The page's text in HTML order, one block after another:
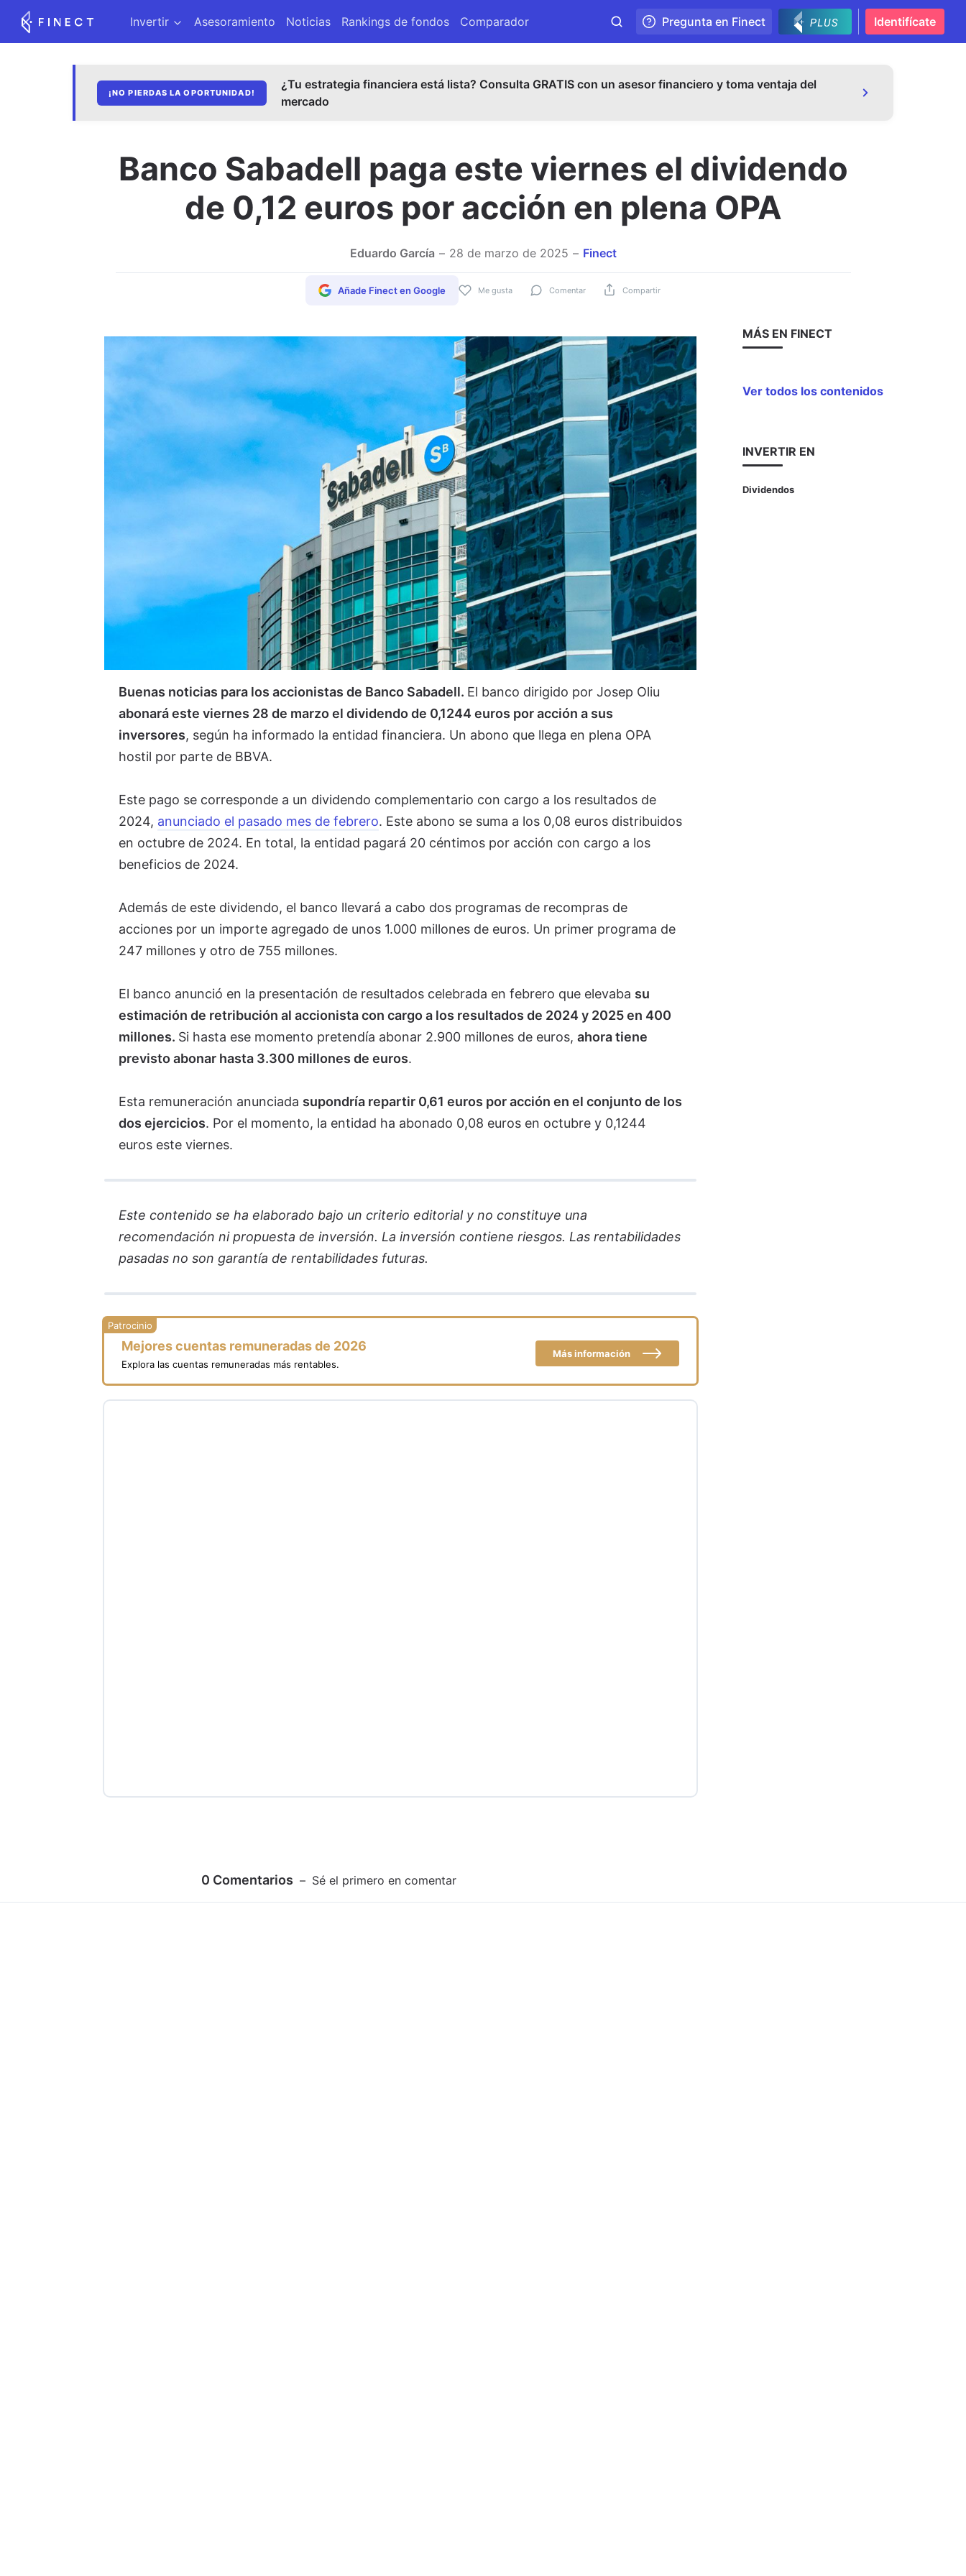
Invertir Asesoramiento Noticias Rankings de fondos Comparador Pregunta en Finect Identifícate
¡NO PIERDAS LA OPORTUNIDAD!
¿Tu estrategia financiera está lista? Consulta GRATIS con un asesor financiero y toma ventaja del
mercado
Banco Sabadell paga este viernes el dividendo
de 0,12 euros por acción en plena OPA
Eduardo García 28 de marzo de 2025 Finect
Me gusta Comentar Compartir
Añade Finect en Google
Buenas noticias para los accionistas de Banco Sabadell. El banco dirigido por Josep Oliu
abonará este viernes 28 de marzo el dividendo de 0,1244 euros por acción a sus
inversores, según ha informado la entidad financiera. Un abono que llega en plena OPA
hostil por parte de BBVA.
Este pago se corresponde a un dividendo complementario con cargo a los resultados de
2024, anunciado el pasado mes de febrero. Este abono se suma a los 0,08 euros distribuidos
en octubre de 2024. En total, la entidad pagará 20 céntimos por acción con cargo a los
beneficios de 2024.
Además de este dividendo, el banco llevará a cabo dos programas de recompras de
acciones por un importe agregado de unos 1.000 millones de euros. Un primer programa de
247 millones y otro de 755 millones.
El banco anunció en la presentación de resultados celebrada en febrero que elevaba su
estimación de retribución al accionista con cargo a los resultados de 2024 y 2025 en 400
millones. Si hasta ese momento pretendía abonar 2.900 millones de euros, ahora tiene
previsto abonar hasta 3.300 millones de euros.
Esta remuneración anunciada supondría repartir 0,61 euros por acción en el conjunto de los
dos ejercicios. Por el momento, la entidad ha abonado 0,08 euros en octubre y 0,1244
euros este viernes.
Este contenido se ha elaborado bajo un criterio editorial y no constituye una
recomendación ni propuesta de inversión. La inversión contiene riesgos. Las rentabilidades
pasadas no son garantía de rentabilidades futuras.
Mejores cuentas remuneradas de 2026
Explora las cuentas remuneradas más rentables.
Más información
MÁS EN FINECT
Ver todos los contenidos
INVERTIR EN
Dividendos
0 Comentarios Sé el primero en comentar